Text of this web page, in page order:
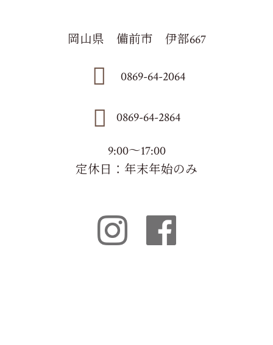
岡山県 備前市 伊部667
0869-64-2064
0869-64-2864
9:00～17:00
定休日：年末年始のみ